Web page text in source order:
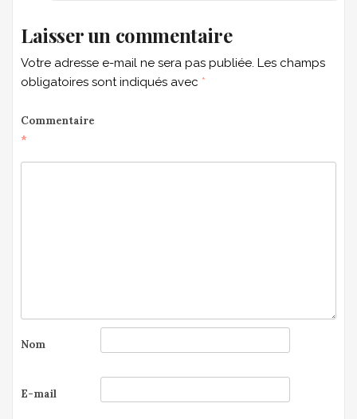
Laisser un commentaire
Votre adresse e-mail ne sera pas publiée. Les champs
obligatoires sont indiqués avec *
Commentaire
*
Nom
E-mail